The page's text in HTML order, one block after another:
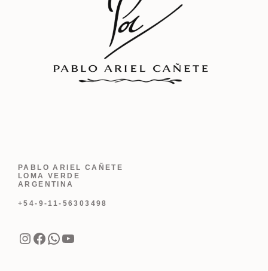
PABLO ARIEL CAÑETE
LOMA VERDE
ARGENTINA
+54-9-11-56303498
Instagram
Facebook
WhatsApp
YouTube